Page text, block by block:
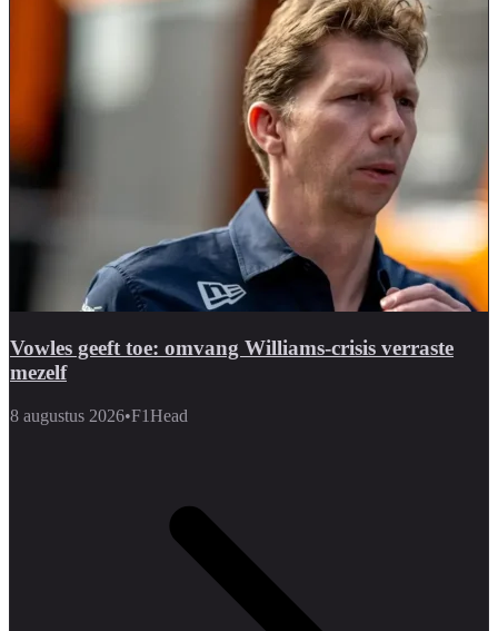
Vowles geeft toe: omvang Williams-crisis verraste
mezelf
8 augustus 2026•F1Head